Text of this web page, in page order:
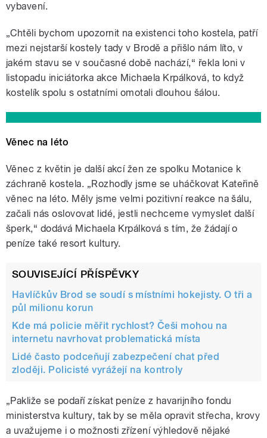
vybavení.
„Chtěli bychom upozornit na existenci toho kostela, patří
mezi nejstarší kostely tady v Brodě a přišlo nám líto, v
jakém stavu se v současné době nachází,“ řekla loni v
listopadu iniciátorka akce Michaela Krpálková, to když
kostelík spolu s ostatními omotali dlouhou šálou.
Věnec na léto
Věnec z květin je další akcí žen ze spolku Motanice k
záchraně kostela. „Rozhodly jsme se uháčkovat Kateřině
věnec na léto. Měly jsme velmi pozitivní reakce na šálu,
začali nás oslovovat lidé, jestli nechceme vymyslet další
šperk,“ dodává Michaela Krpálková s tím, že žádají o
peníze také resort kultury.
SOUVISEJÍCÍ PŘÍSPĚVKY
Havlíčkův Brod se soudí s místními hokejisty. O tři a
půl milionu korun
Kde má policie měřit rychlost? Češi mohou na
internetu navrhovat problematická místa
Lidé často podceňují zabezpečení chat před
zloději. Policisté vyrážejí na kontroly
„Pakliže se podaří získat peníze z havarijního fondu
ministerstva kultury, tak by se měla opravit střecha, krovy
a uvažujeme i o možnosti zřízení výhledově nějaké